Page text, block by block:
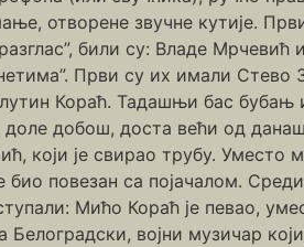
отворене звучне кутије.
били су: Владе Мрчевић
Први су их имали Стево
Кораћ. Тадашњи бас бубањ
доле добош, доста већи од
који је свирао трубу. Уместо
био повезан са појачалом.
Мићо Кораћ је певао,
Белоградски, војни музичар